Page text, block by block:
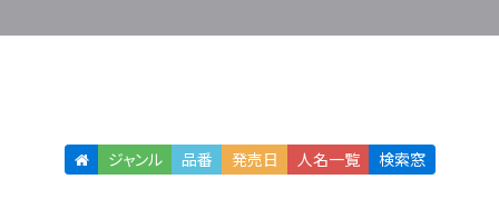
ジャンル 品番 発売日 人名一覧 検索窓